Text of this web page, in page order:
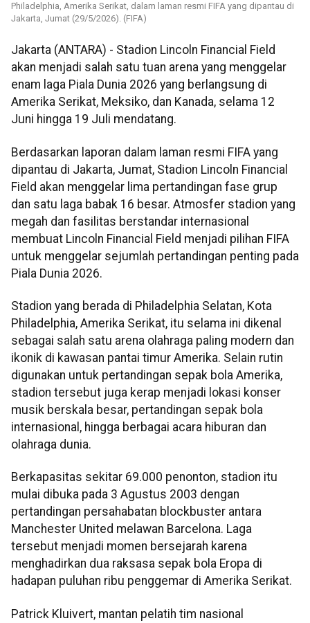
Philadelphia, Amerika Serikat, dalam laman resmi FIFA yang dipantau di
Jakarta, Jumat (29/5/2026). (FIFA)
Jakarta (ANTARA) - Stadion Lincoln Financial Field
akan menjadi salah satu tuan arena yang menggelar
enam laga Piala Dunia 2026 yang berlangsung di
Amerika Serikat, Meksiko, dan Kanada, selama 12
Juni hingga 19 Juli mendatang.
Berdasarkan laporan dalam laman resmi FIFA yang
dipantau di Jakarta, Jumat, Stadion Lincoln Financial
Field akan menggelar lima pertandingan fase grup
dan satu laga babak 16 besar. Atmosfer stadion yang
megah dan fasilitas berstandar internasional
membuat Lincoln Financial Field menjadi pilihan FIFA
untuk menggelar sejumlah pertandingan penting pada
Piala Dunia 2026.
Stadion yang berada di Philadelphia Selatan, Kota
Philadelphia, Amerika Serikat, itu selama ini dikenal
sebagai salah satu arena olahraga paling modern dan
ikonik di kawasan pantai timur Amerika. Selain rutin
digunakan untuk pertandingan sepak bola Amerika,
stadion tersebut juga kerap menjadi lokasi konser
musik berskala besar, pertandingan sepak bola
internasional, hingga berbagai acara hiburan dan
olahraga dunia.
Berkapasitas sekitar 69.000 penonton, stadion itu
mulai dibuka pada 3 Agustus 2003 dengan
pertandingan persahabatan blockbuster antara
Manchester United melawan Barcelona. Laga
tersebut menjadi momen bersejarah karena
menghadirkan dua raksasa sepak bola Eropa di
hadapan puluhan ribu penggemar di Amerika Serikat.
Patrick Kluivert, mantan pelatih tim nasional